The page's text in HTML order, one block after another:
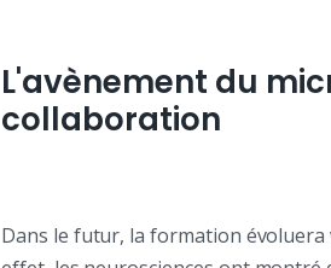
L'avènement du
collaboration
Dans le futur, la formation